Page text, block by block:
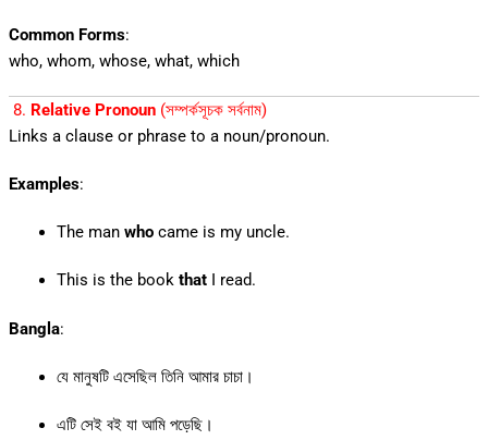
Common Forms:
who, whom, whose, what, which
8. Relative Pronoun(সম্পর্কসূচক সর্বনাম)
Links a clause or phrase to a noun/pronoun.
Examples:
The man whocame is my uncle.
This is the book thatI read.
Bangla:
যে মানুষটি এসেছিল তিনি আমার চাচা।
এটি সেই বই যা আমি পড়েছি।